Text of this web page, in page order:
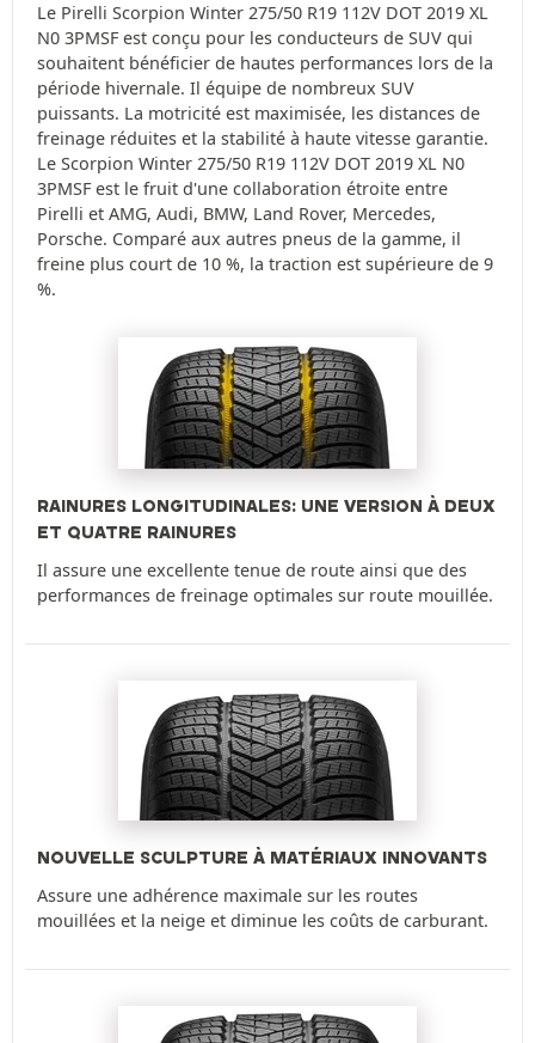
Le Pirelli Scorpion Winter 275/50 R19 112V DOT 2019 XL
N0 3PMSF est conçu pour les conducteurs de SUV qui
souhaitent bénéficier de hautes performances lors de la
période hivernale. Il équipe de nombreux SUV
puissants. La motricité est maximisée, les distances de
freinage réduites et la stabilité à haute vitesse garantie.
Le Scorpion Winter 275/50 R19 112V DOT 2019 XL N0
3PMSF est le fruit d'une collaboration étroite entre
Pirelli et AMG, Audi, BMW, Land Rover, Mercedes,
Porsche. Comparé aux autres pneus de la gamme, il
freine plus court de 10 %, la traction est supérieure de 9
%.
RAINURES LONGITUDINALES: UNE VERSION À DEUX
ET QUATRE RAINURES
Il assure une excellente tenue de route ainsi que des
performances de freinage optimales sur route mouillée.
NOUVELLE SCULPTURE À MATÉRIAUX INNOVANTS
Assure une adhérence maximale sur les routes
mouillées et la neige et diminue les coûts de carburant.